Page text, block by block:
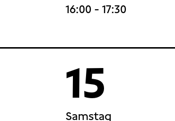
16:00 - 17:30
15
Samstag